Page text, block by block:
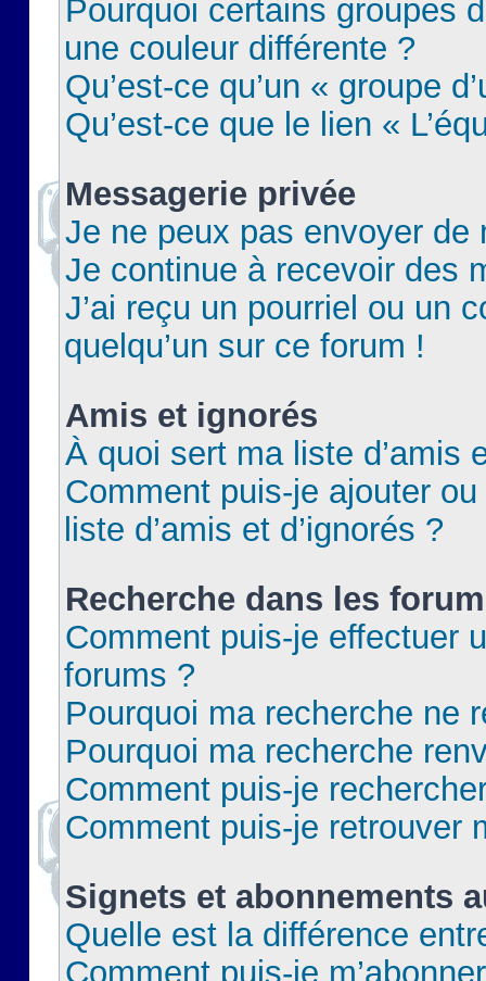
Pourquoi certains groupes
une couleur différente ?
Qu’est-ce qu’un « groupe
Qu’est-ce que le lien «
Messagerie privée
Je ne peux pas envoyer de
Je continue à recevoir des
J’ai reçu un pourriel ou un
quelqu’un sur ce forum !
Amis et ignorés
À quoi sert ma liste d’amis
Comment puis-je ajouter
liste d’amis et d’ignorés ?
Recherche dans les
Comment puis-je effectuer
forums ?
Pourquoi ma recherche ne
Pourquoi ma recherche
Comment puis-je
Comment puis-je retrouver
Signets et abonnements
Quelle est la différence
Comment puis-je